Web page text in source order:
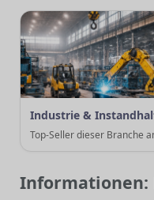
Industrie &
Top-Seller dieser Branche
Informationen: